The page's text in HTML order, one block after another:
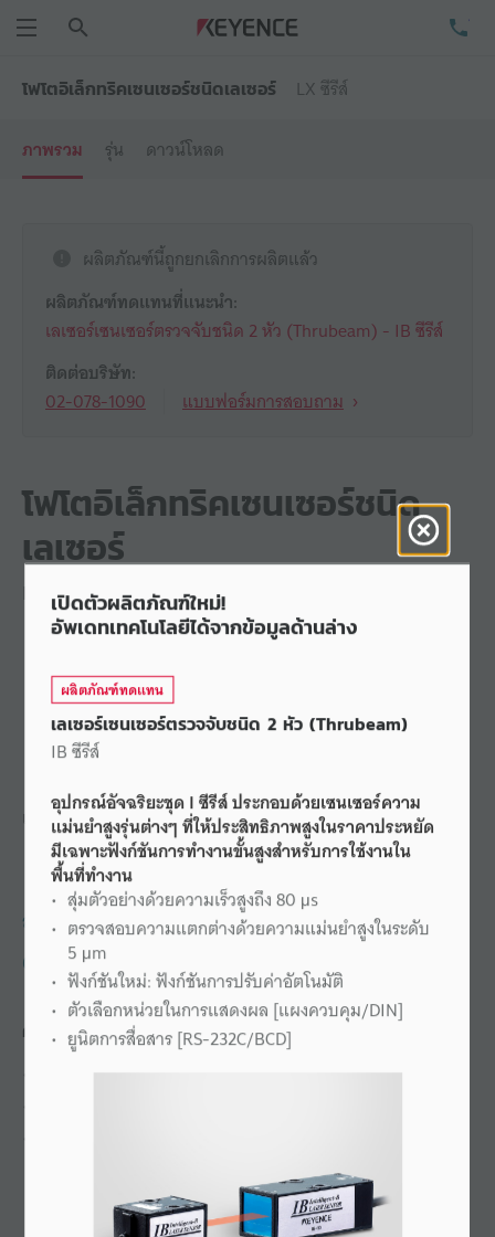
โฟโตอิเล็กทริคเซนเซอร์ชนิดเลเซอร์
LX ซีรีส์
ภาพรวม
รุ่น ดาวน์โหลด
ผลิตภัณฑ์นี้ถูกยกเลิกการผลิตแล้ว
ผลิตภัณฑ์ทดแทนที่แนะนำ:
เลเซอร์เซนเซอร์ตรวจจับชนิด 2 หัว (Thrubeam) - IB ซีรีส์
ติดต่อบริษัท:
02-078-1090
แบบฟอร์มการสอบถาม
โฟโตอิเล็กทริคเซนเซอร์ชนิด
เลเซอร์
LX ซีรีส์
เลเซอร์เซนเซอร์แบบแอมพลิฟายเออร์ในตัว
สอบถาม KEYENCE
02-078-1090
คุณลักษณะ
ลำแสงเลเซอร์แบบขนาน
เปิดตัวผลิตภัณฑ์ใหม่!
อัพเดทเทคโนโลยีได้จากข้อมูลด้านล่าง
ผลิตภัณฑ์ทดแทน
เลเซอร์เซนเซอร์ตรวจจับชนิด 2 หัว (Thrubeam)
IB ซีรีส์
อุปกรณ์อัจฉริยะชุด I ซีรีส์ ประกอบด้วยเซนเซอร์ความ
แม่นยำสูงรุ่นต่างๆ ที่ให้ประสิทธิภาพสูงในราคาประหยัด
มีเฉพาะฟังก์ชันการทำงานขั้นสูงสำหรับการใช้งานใน
พื้นที่ทำงาน
สุ่มตัวอย่างด้วยความเร็วสูงถึง 80 μs
ตรวจสอบความแตกต่างด้วยความแม่นยำสูงในระดับ
5 μm
ฟังก์ชันใหม่: ฟังก์ชันการปรับค่าอัตโนมัติ
ตัวเลือกหน่วยในการแสดงผล [แผงควบคุม/DIN]
ยูนิตการสื่อสาร [RS-232C/BCD]